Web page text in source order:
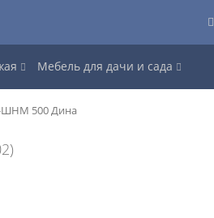
Мебель для дачи и сада
ШНМ 500 Дина